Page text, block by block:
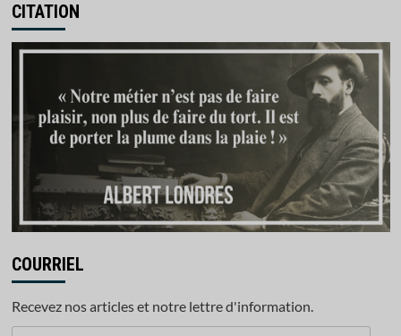
CITATION
COURRIEL
Recevez nos articles et notre lettre d'information.